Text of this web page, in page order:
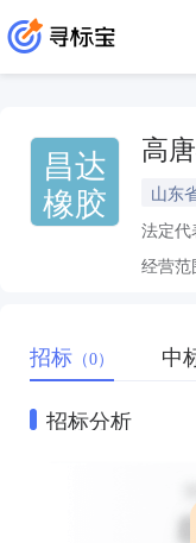
昌达
橡胶
高
山东
法定代
经营范
招标 （0） 中
招标分析